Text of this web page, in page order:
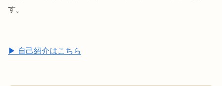
す。
▶ 自己紹介はこちら